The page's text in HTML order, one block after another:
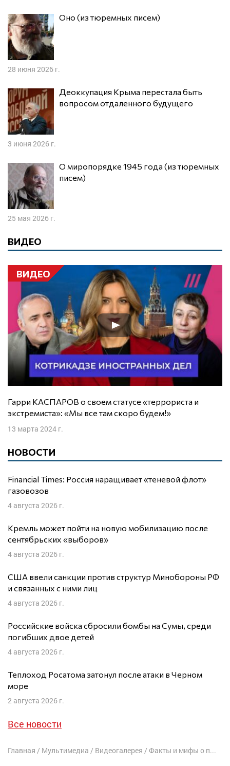
Оно (из тюремных писем)
28 июня 2026 г.
Деоккупация Крыма перестала быть
вопросом отдаленного будущего
3 июня 2026 г.
О миропорядке 1945 года (из тюремных
писем)
25 мая 2026 г.
ВИДЕО
ВИДЕО
Гарри КАСПАРОВ о своем статусе «террориста и
экстремиста»: «Мы все там скоро будем!»
13 марта 2024 г.
НОВОСТИ
Financial Times: Россия наращивает «теневой флот»
газовозов
4 августа 2026 г.
Кремль может пойти на новую мобилизацию после
сентябрьских «выборов»
4 августа 2026 г.
США ввели санкции против структур Минобороны РФ
и связанных с ними лиц
4 августа 2026 г.
Российские войска сбросили бомбы на Сумы, среди
погибших двое детей
4 августа 2026 г.
Теплоход Росатома затонул после атаки в Черном
море
2 августа 2026 г.
Все новости
Главная / Мультимедиа / Видеогалерея / Факты и мифы о происхождении коронавируса. Беседа с Гарри Каспаровым